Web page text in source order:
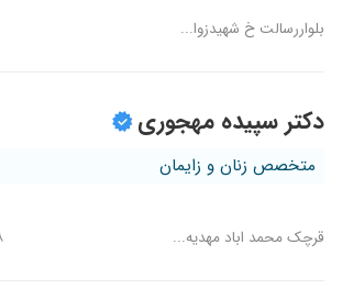
بلواررسالت خ شهیدزوا...
دکتر سپیده مهجوری
متخصص زنان و زایمان
قرچک محمد اباد مهدیه...